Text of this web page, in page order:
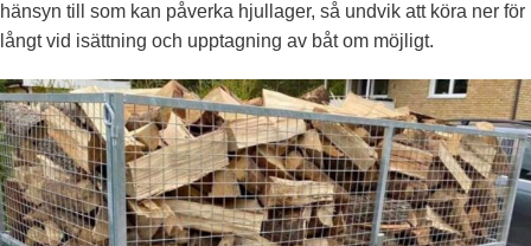
hänsyn till som kan påverka hjullager, så undvik att köra ner för
långt vid isättning och upptagning av båt om möjligt.